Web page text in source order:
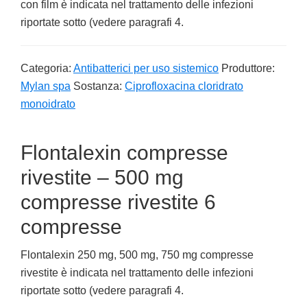
con film è indicata nel trattamento delle infezioni
riportate sotto (vedere paragrafi 4.
Categoria: Antibatterici per uso sistemico Produttore:
Mylan spa Sostanza: Ciprofloxacina cloridrato
monoidrato
Flontalexin compresse
rivestite – 500 mg
compresse rivestite 6
compresse
Flontalexin 250 mg, 500 mg, 750 mg compresse
rivestite è indicata nel trattamento delle infezioni
riportate sotto (vedere paragrafi 4.